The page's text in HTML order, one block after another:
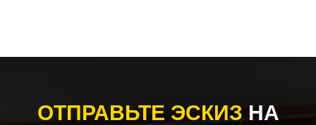
ОТПРАВЬТЕ ЭСКИЗ НА